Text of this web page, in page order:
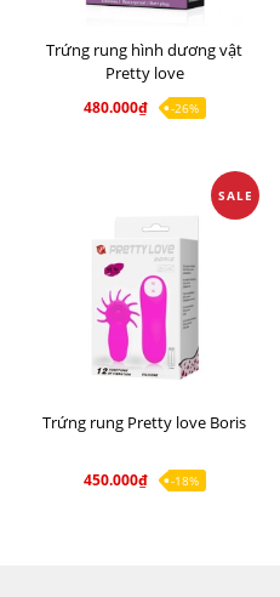
Trứng rung hình dương vật
Pretty love
480.000₫ -26%
SALE
Trứng rung Pretty love Boris
450.000₫ -18%